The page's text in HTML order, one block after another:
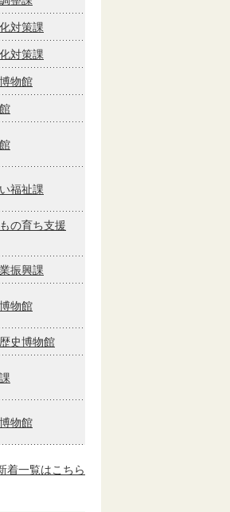
対策課
対策課
物館
福祉課
の育ち支援
振興課
物館
史博物館
物館
着一覧はこちら